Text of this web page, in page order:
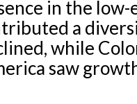
in the low-
a
while
saw